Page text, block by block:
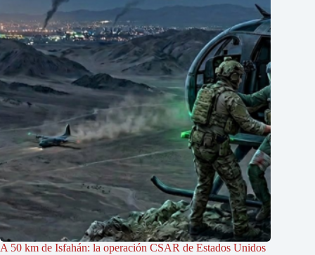
A 50 km de Isfahán: la operación CSAR de Estados Unidos